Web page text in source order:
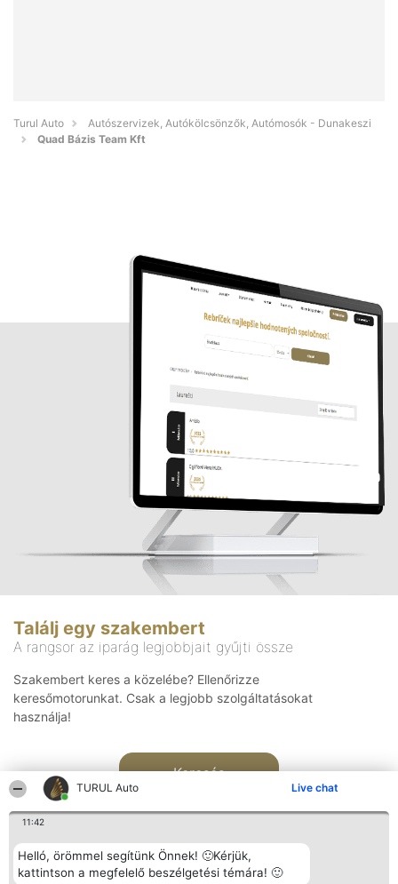
TURUL Auto Live chat
11:42
Helló, örömmel segítünk Önnek! 🙂Kérjük,
kattintson a megfelelő beszélgetési témára! 🙂
Turul Auto
Autószervizek, Autókölcsönzők, Autómosók - Dunakeszi
Quad Bázis Team Kft
Találj egy szakembert
A rangsor az iparág legjobbjait gyűjti össze
Szakembert keres a közelébe? Ellenőrizze
keresőmotorunkat. Csak a legjobb szolgáltatásokat
használja!
Keresés